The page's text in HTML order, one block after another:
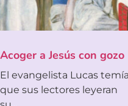
Acoger a Jesús con gozo
El evangelista Lucas temía
que sus lectores leyeran
su...